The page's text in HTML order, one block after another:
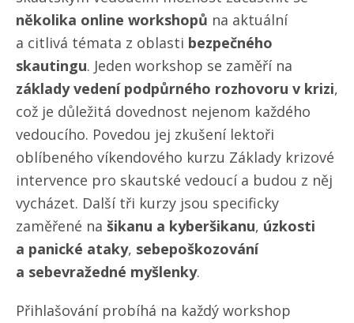
několika online workshopů na aktuální
a citlivá témata z oblasti bezpečného
skautingu. Jeden workshop se zaměří na
základy vedení podpůrného rozhovoru v krizi,
což je důležitá dovednost nejenom každého
vedoucího. Povedou jej zkušení lektoři
oblíbeného víkendového kurzu Základy krizové
intervence pro skautské vedoucí a budou z něj
vycházet. Další tři kurzy jsou specificky
zaměřené na šikanu a kyberšikanu, úzkosti
a panické ataky, sebepoškozování
a sebevražedné myšlenky.
Přihlašování probíhá na každý workshop